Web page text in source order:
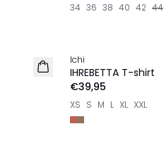
34 36 38 40 42 44
NEU
Ichi
IHREBETTA T-shirt
€39,95
XS S M L XL XXL